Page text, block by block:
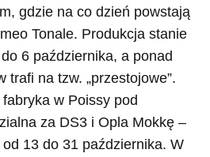
gdzie na co dzień powstają
Tonale. Produkcja stanie
6 października, a ponad
trafi na tzw. „przestojowe”.
w Poissy pod
za DS3 i Opla Mokkę –
13 do 31 października. W